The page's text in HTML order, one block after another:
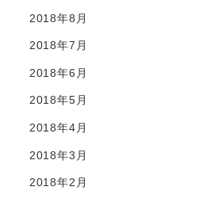
2018年8月
2018年7月
2018年6月
2018年5月
2018年4月
2018年3月
2018年2月